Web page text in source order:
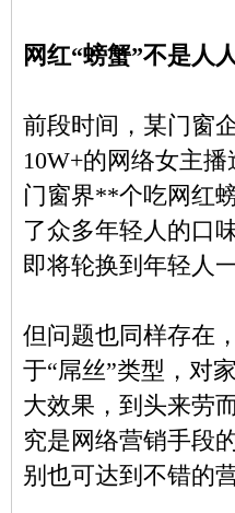
网红“螃蟹”不是人
前段时间，某门窗
10W+的网络女主
门窗界**个吃网红
了众多年轻人的口
即将轮换到年轻人
但问题也同样存在
于“屌丝”类型，对
大效果，到头来劳
究是网络营销手段
别也可达到不错的